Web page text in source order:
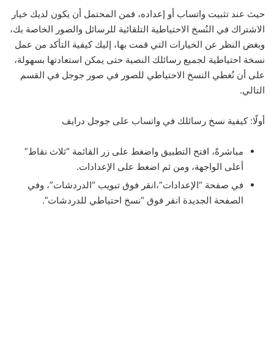
حيث عند تثبيت واتساب أو إعداده، فمن المحتمل أن يكون لديك خيار
الاشتراك في النُسخ الاحتياطية التلقائية للرسائل والصور الخاصة بك،
وبغض النظر عن الخيارات التي قمت بها، إليك كيفية التأكد من عمل
نسخة احتياطية لجميع رسائلك النصية حتى يمكن استعادتها بسهولة،
على أن نُغطي النسخ الاحتياطي للصور في صور جوجل في القسم
التالي.
أولًا: كيفية نسخ رسائلك في واتساب على جوجل درايف
مباشرةً، افتح التطبيق واضغط على زر القائمة “ثلاث نقاط”
أعلى الواجهة، ومن ثم اضغط على الإعدادات.
في صفحة “الإعدادات”،انقر فوق تبويب “الدردشات”، وفي
الصفحة الجديدة انقر فوق “نسخ احتياطي للدردشات”.